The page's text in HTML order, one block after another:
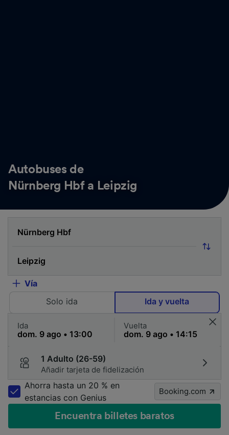
Autobuses de
Nürnberg Hbf a Leipzig
Vía
Solo ida
Ida y vuelta
Ida Vuelta
1 Adulto (26-59)
Añadir tarjeta de fidelización
Ahorra hasta un 20 % en
estancias con Genius
Booking.com
Encuentra billetes baratos